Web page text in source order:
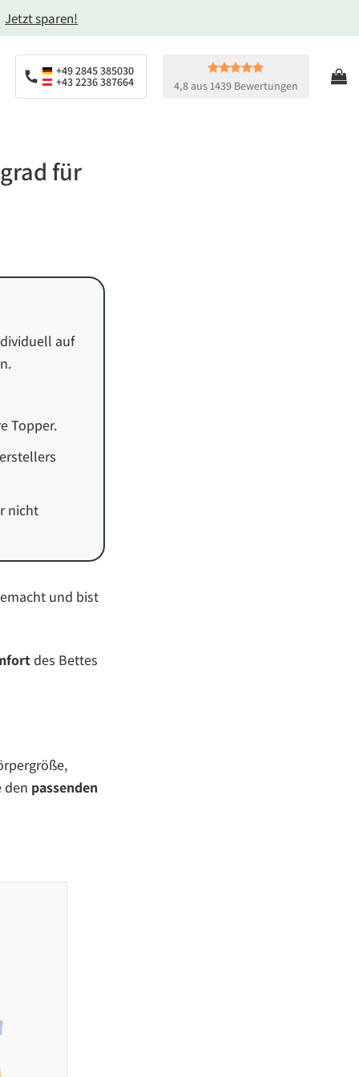
Jetzt sparen!
+49 2845 385030
+43 2236 387664 4,8 aus 1439 Bewertungen
für
auf
Topper.
nicht
und bist
des Bettes
den passenden